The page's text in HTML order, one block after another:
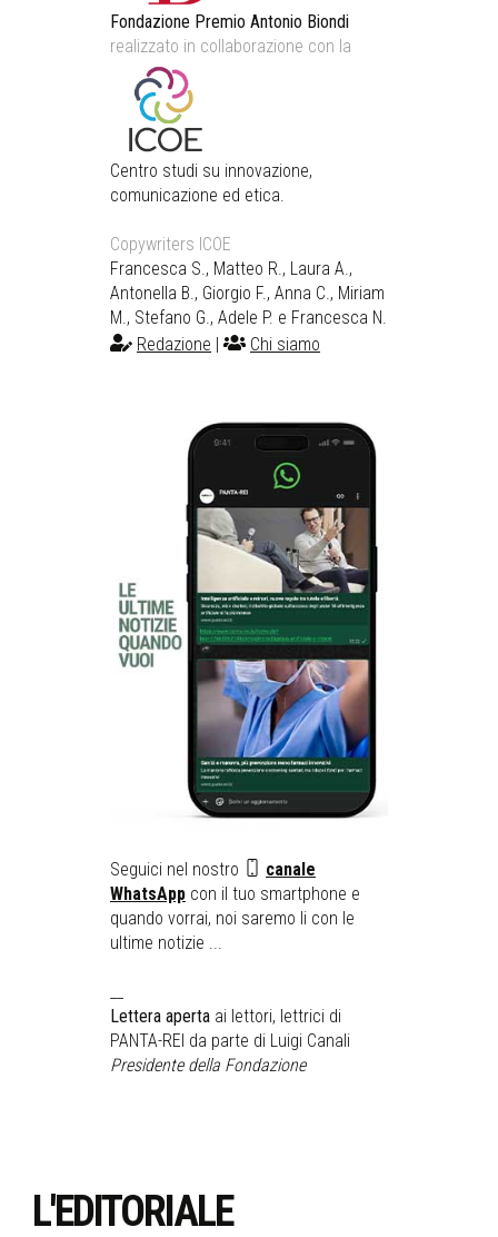
Fondazione Premio Antonio Biondi
realizzato in collaborazione con la
Centro studi su innovazione,
comunicazione ed etica.
Copywriters ICOE
Francesca S., Matteo R., Laura A.,
Antonella B., Giorgio F., Anna C., Miriam
M., Stefano G., Adele P. e Francesca N.
Redazione
Chi siamo
Seguici nel nostro
canale
WhatsApp con il tuo smartphone e
quando vorrai, noi saremo li con le
ultime notizie ...
Lettera aperta ai lettori, lettrici di
PANTA-REI da parte di Luigi Canali
Presidente della Fondazione
L'EDITORIALE